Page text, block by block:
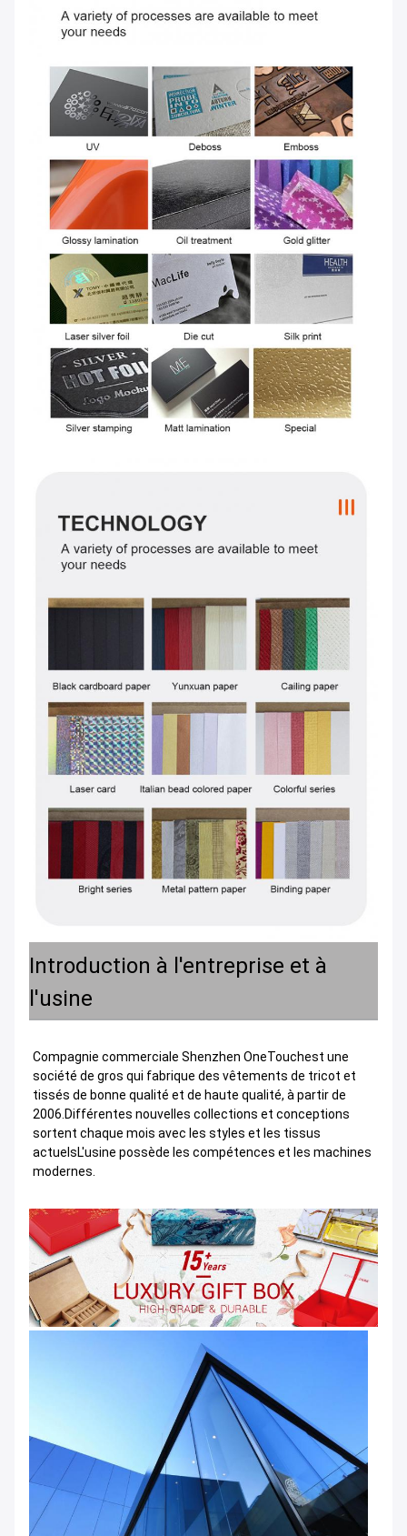
Introduction à l'entreprise et à
l'usine
Compagnie commerciale Shenzhen OneTouchest une
société de gros qui fabrique des vêtements de tricot et
tissés de bonne qualité et de haute qualité, à partir de
2006.Différentes nouvelles collections et conceptions
sortent chaque mois avec les styles et les tissus
actuelsL'usine possède les compétences et les machines
modernes.